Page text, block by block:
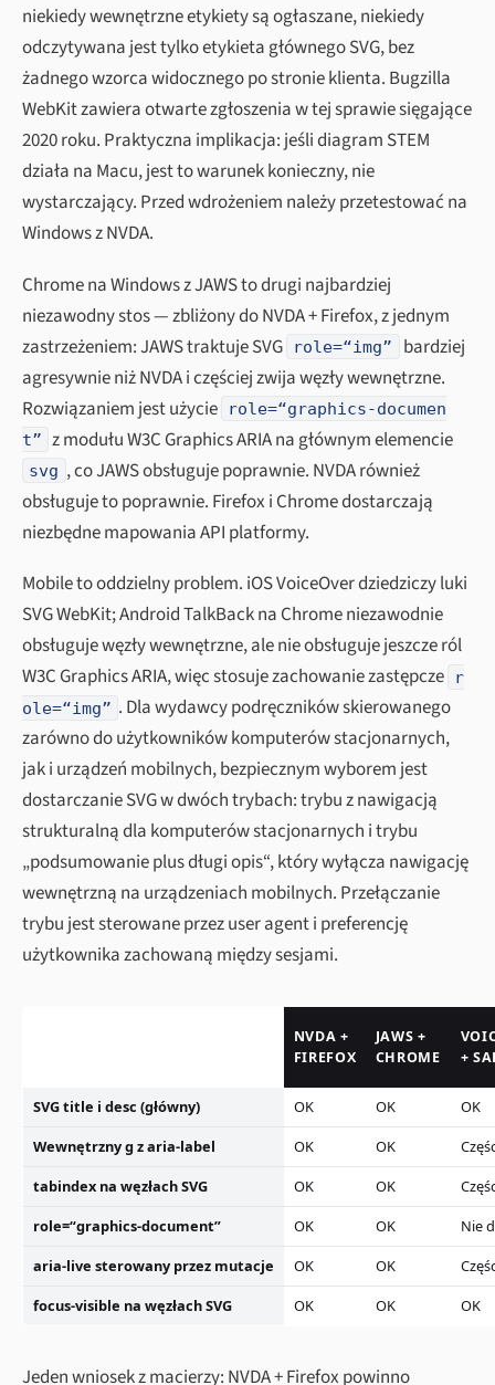
niekiedy wewnętrzne etykiety są ogłaszane, niekiedy
odczytywana jest tylko etykieta głównego SVG, bez
żadnego wzorca widocznego po stronie klienta. Bugzilla
WebKit zawiera otwarte zgłoszenia w tej sprawie sięgające
2020 roku. Praktyczna implikacja: jeśli diagram STEM
działa na Macu, jest to warunek konieczny, nie
wystarczający. Przed wdrożeniem należy przetestować na
Windows z NVDA.
Chrome na Windows z JAWS to drugi najbardziej
niezawodny stos — zbliżony do NVDA + Firefox, z jednym
zastrzeżeniem: JAWS traktuje SVG
role=“img”
bardziej
agresywnie niż NVDA i częściej zwija węzły wewnętrzne.
Rozwiązaniem jest użycie
role=“graphics-documen
t” z modułu W3C Graphics ARIA na głównym elemencie
svg , co JAWS obsługuje poprawnie. NVDA również
obsługuje to poprawnie. Firefox i Chrome dostarczają
niezbędne mapowania API platformy.
Mobile to oddzielny problem. iOS VoiceOver dziedziczy luki
SVG WebKit; Android TalkBack na Chrome niezawodnie
obsługuje węzły wewnętrzne, ale nie obsługuje jeszcze ról
W3C Graphics ARIA, więc stosuje zachowanie zastępcze
r
ole=“img” . Dla wydawcy podręczników skierowanego
zarówno do użytkowników komputerów stacjonarnych,
jak i urządzeń mobilnych, bezpiecznym wyborem jest
dostarczanie SVG w dwóch trybach: trybu z nawigacją
strukturalną dla komputerów stacjonarnych i trybu
„podsumowanie plus długi opis“, który wyłącza nawigację
wewnętrzną na urządzeniach mobilnych. Przełączanie
trybu jest sterowane przez user agent i preferencję
użytkownika zachowaną między sesjami.
NVDA +
FIREFOX
JAWS +
CHROME
+
SVG title i desc (główny) OK OK
OK
Wewnętrzny g z aria-label
OK OK
tabindex na węzłach SVG
OK OK
role=“graphics-document”
OK OK
Nie
aria-live sterowany przez mutacje
OK OK
focus-visible na węzłach SVG
OK OK OK
Jeden wniosek z macierzy: NVDA + Firefox powinno